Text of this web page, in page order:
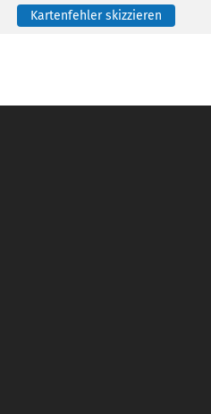
Kartenfehler skizzieren